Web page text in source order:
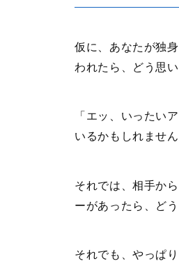
仮に、あなたが独
われたら、どう思
「エッ、いったい
いるかもしれませ
それでは、相手か
ーがあったら、ど
それでも、やっぱ